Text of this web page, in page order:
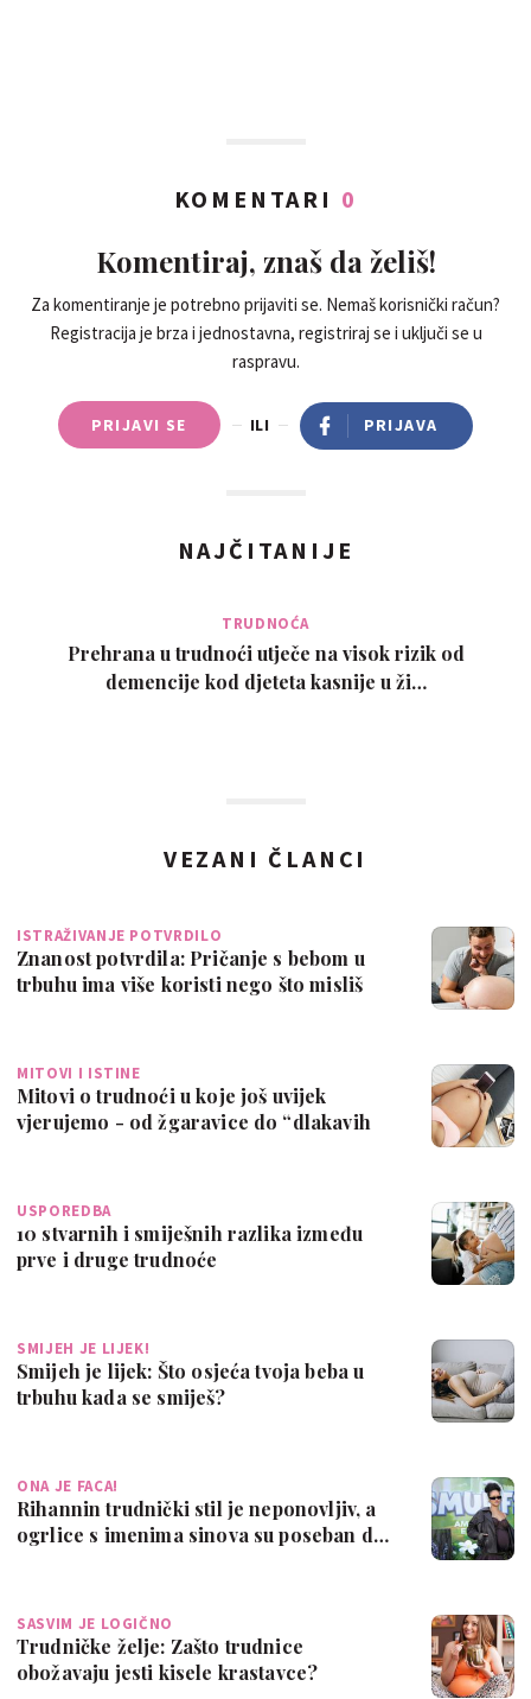
KOMENTARI 0
Komentiraj, znaš da želiš!
Za komentiranje je potrebno prijaviti se. Nemaš korisnički račun?
Registracija je brza i jednostavna, registriraj se i uključi se u
raspravu.
PRIJAVI SE ILI PRIJAVA
NAJČITANIJE
TRUDNOĆA
Prehrana u trudnoći utječe na visok rizik od
demencije kod djeteta kasnije u ži…
VEZANI ČLANCI
ISTRAŽIVANJE POTVRDILO
Znanost potvrdila: Pričanje s bebom u
trbuhu ima više koristi nego što misliš
MITOVI I ISTINE
Mitovi o trudnoći u koje još uvijek
vjerujemo - od žgaravice do “dlakavih
USPOREDBA
10 stvarnih i smiješnih razlika između
prve i druge trudnoće
SMIJEH JE LIJEK!
Smijeh je lijek: Što osjeća tvoja beba u
trbuhu kada se smiješ?
ONA JE FACA!
Rihannin trudnički stil je neponovljiv, a
ogrlice s imenima sinova su poseban d…
SASVIM JE LOGIČNO
Trudničke želje: Zašto trudnice
obožavaju jesti kisele krastavce?